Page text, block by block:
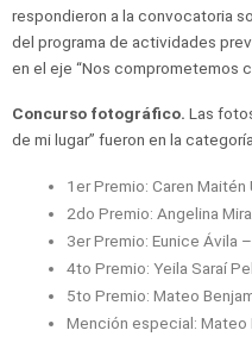
respondieron a la convocatoria
del programa de actividades
en el eje “Nos comprometemos
Concurso fotográfico. Las
de mi lugar” fueron en la
1er Premio: Caren
2do Premio: Angelina
3er Premio: Eunice Ávila
4to Premio: Yeila Saraí
5to Premio: Mateo
Mención especial: Mateo